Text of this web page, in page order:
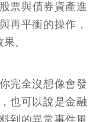
票與債券資產進
再平衡的操作，
。
完全沒想像會發
也可以說是金融
到的異常事件風